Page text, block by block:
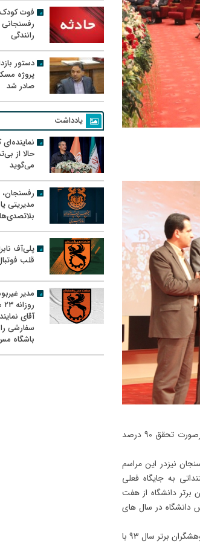
دکتر محمدعلی دهقان با توجه به اهمیت پژوهش، ابراز امیدواری کرد : که درصورت تحقق 90 درصد
نیزدر این مراسم
پژوهشگران برتر سال 93 باذکر مستنداتی به جایگاه فعلی
رفسنجان و دانشگاه پرداخت وی با توجه به کسب2عنوان برتر دانشگاه از هفت
دانشگاه در سال های
در پایان مراسم باحضور مسئولین دانشگاه و تعدادی از مسئولین شهرستان از پژوهشگران برتر سال 93 با
رانندگی
دستور
پروژه
صادر شد
یادداشت
حالا از
می‌گوید
مدیریتی
پلی‌آف
قلب
مدیر
آقای
سفارشی
باشگاه